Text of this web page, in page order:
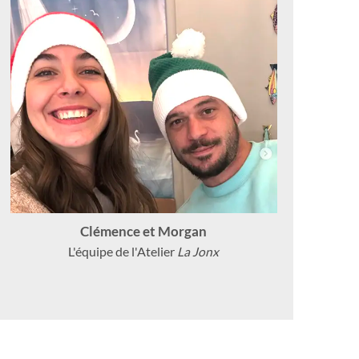
Clémence et Morgan
L'équipe de l'Atelier La Jonx